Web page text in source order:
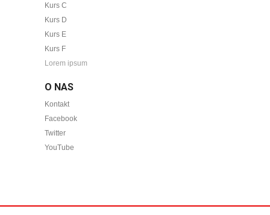
Kurs C
Kurs D
Kurs E
Kurs F
Lorem ipsum
O NAS
Kontakt
Facebook
Twitter
YouTube